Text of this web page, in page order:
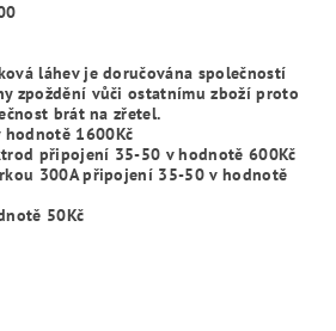
láhev je doručována společností
zpoždění vůči ostatnímu zboží proto
brát na zřetel.
hodnotě 1600Kč
připojení 35-50 v hodnotě 600Kč
300A připojení 35-50 v hodnotě
50Kč